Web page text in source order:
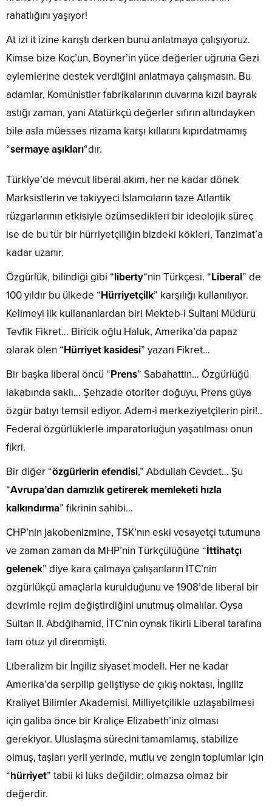
rahatlığını yaşıyor!
At izi it izine karıştı derken bunu anlatmaya çalışıyoruz.
Kimse bize Koç’un, Boyner’in yüce değerler uğruna Gezi
eylemlerine destek verdiğini anlatmaya çalışmasın. Bu
adamlar, Komünistler fabrikalarının duvarına kızıl bayrak
astığı zaman, yani Atatürkçü değerler sıfırın altındayken
bile asla müesses nizama karşı kıllarını kıpırdatmamış
“sermaye aşıkları“dır.
Türkiye’de mevcut liberal akım, her ne kadar dönek
Marksistlerin ve takiyyeci İslamcıların taze Atlantik
rüzgarlarının etkisiyle özümsedikleri bir ideolojik süreç
ise de bu tür bir hürriyetçiliğin bizdeki kökleri, Tanzimat’a
kadar uzanır.
Özgürlük, bilindiği gibi “liberty“nin Türkçesi. “Liberal” de
100 yıldır bu ülkede “Hürriyetçilk” karşılığı kullanılıyor.
Kelimeyi ilk kullananlardan biri Mekteb-i Sultani Müdürü
Tevfik Fikret… Biricik oğlu Haluk, Amerika’da papaz
olarak ölen “Hürriyet kasidesi” yazarı Fikret…
Bir başka liberal öncü “Prens” Sabahattin… Özgürlüğü
lakabında saklı… Şehzade otoriter doğuyu, Prens güya
özgür batıyı temsil ediyor. Adem-i merkeziyetçilerin piri!..
Federal özgürlüklerle imparatorluğun yaşatılması onun
fikri.
Bir diğer “özgürlerin efendisi,” Abdullah Cevdet… Şu
“Avrupa’dan damızlık getirerek memleketi hızla
kalkındırma” fikrinin sahibi…
CHP’nin jakobenizmine, TSK’nın eski vesayetçi tutumuna
ve zaman zaman da MHP’nin Türkçülüğüne “İttihatçı
gelenek” diye kara çalmaya çalışanların İTC’nin
özgürlükçü amaçlarla kurulduğunu ve 1908’de liberal bir
devrimle rejim değiştirdiğini unutmuş olmalılar. Oysa
Sultan II. Abdğlhamid, İTC’nin oynak fikirli Liberal tarafına
tam otuz yıl direnmişti.
Liberalizm bir İngiliz siyaset modeli. Her ne kadar
Amerika’da serpilip geliştiyse de çıkış noktası, İngiliz
Kraliyet Bilimler Akademisi. Milliyetçilikle uzlaşabilmesi
için galiba önce bir Kraliçe Elizabeth’iniz olması
gerekiyor. Uluslaşma sürecini tamamlamış, stabilize
olmuş, taşları yerli yerinde, mutlu ve zengin toplumlar için
“hürriyet” tabii ki lüks değildir; olmazsa olmaz bir
değerdir.